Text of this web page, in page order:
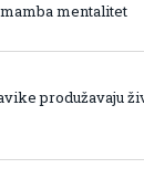
mentalitet
produžavaju